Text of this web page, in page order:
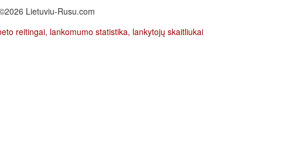
Lietuviu-Rusu.com